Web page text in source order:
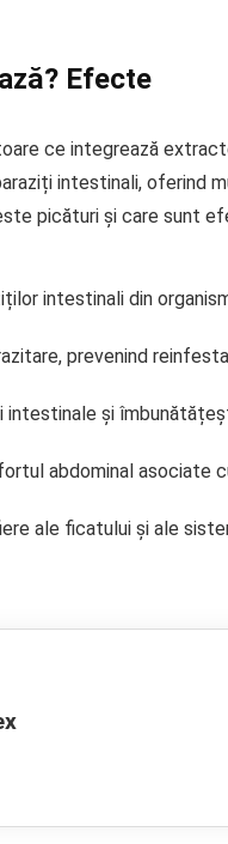
Efecte
ce integrează
intestinali, oferind
picături și care sunt
intestinali din
prevenind
intestinale și
abdominal asociate
ale ficatului și ale